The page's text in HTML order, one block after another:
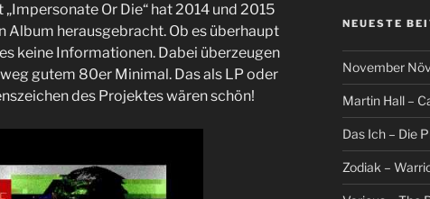
Or Die“ hat 2014 und 2015
Album herausgebracht. Ob es überhaupt
keine Informationen. Dabei überzeugen
gutem 80er Minimal. Das als LP oder
des Projektes wären schön!
NEUESTE
November
Martin Hall –
Das Ich – Die
Zodiak –